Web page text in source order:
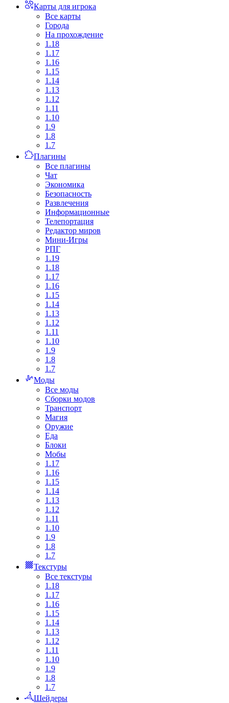
Карты для игрока
Все карты
Города
На прохождение
1.18
1.17
1.16
1.15
1.14
1.13
1.12
1.11
1.10
1.9
1.8
1.7
Плагины
Все плагины
Чат
Экономика
Безопасность
Развлечения
Информационные
Телепортация
Редактор миров
Мини-Игры
РПГ
1.19
1.18
1.17
1.16
1.15
1.14
1.13
1.12
1.11
1.10
1.9
1.8
1.7
Моды
Все моды
Сборки модов
Транспорт
Магия
Оружие
Еда
Блоки
Мобы
1.17
1.16
1.15
1.14
1.13
1.12
1.11
1.10
1.9
1.8
1.7
Текстуры
Все текстуры
1.18
1.17
1.16
1.15
1.14
1.13
1.12
1.11
1.10
1.9
1.8
1.7
Шейдеры